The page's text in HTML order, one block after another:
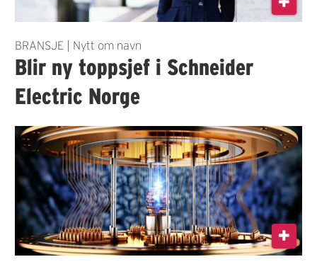
BRANSJE | Nytt om navn
Blir ny toppsjef i Schneider
Electric Norge